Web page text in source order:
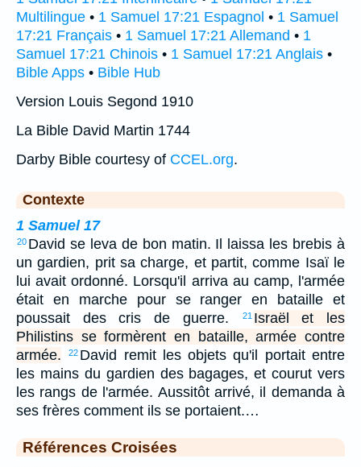
Multilingue • 1 Samuel 17:21 Espagnol • 1 Samuel
17:21 Français • 1 Samuel 17:21 Allemand • 1
Samuel 17:21 Chinois • 1 Samuel 17:21 Anglais •
Bible Apps • Bible Hub
Version Louis Segond 1910
La Bible David Martin 1744
Darby Bible courtesy of CCEL.org.
Contexte
1 Samuel 17
20 David se leva de bon matin. Il laissa les brebis à
un gardien, prit sa charge, et partit, comme Isaï le
lui avait ordonné. Lorsqu'il arriva au camp, l'armée
était en marche pour se ranger en bataille et
poussait des cris de guerre.
21 Israël et les
Philistins se formèrent en bataille, armée contre
armée.
22 David remit les objets qu'il portait entre
les mains du gardien des bagages, et courut vers
les rangs de l'armée. Aussitôt arrivé, il demanda à
ses frères comment ils se portaient.…
Références Croisées